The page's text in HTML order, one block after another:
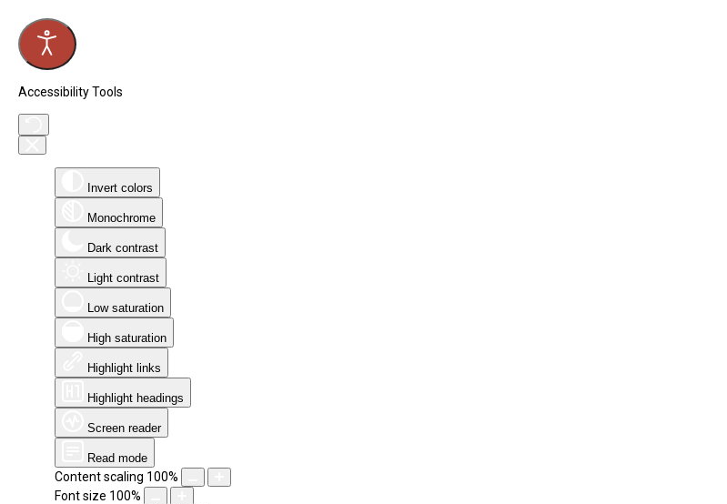
Accessibility Tools
Invert colors
Monochrome
Dark contrast
Light contrast
Low saturation
High saturation
Highlight links
Highlight headings
Screen reader
Read mode
Content scaling 100%
Font size 100%